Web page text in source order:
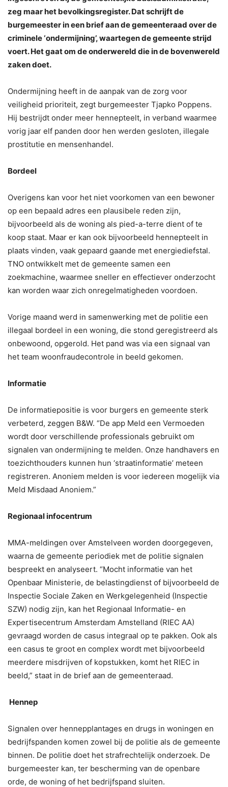
zeg maar het bevolkingsregister. Dat schrijft de
burgemeester in een brief aan de gemeenteraad over de
criminele ‘ondermijning’, waartegen de gemeente strijd
voert. Het gaat om de onderwereld die in de bovenwereld
zaken doet.
Ondermijning heeft in de aanpak van de zorg voor
veiligheid prioriteit, zegt burgemeester Tjapko Poppens.
Hij bestrijdt onder meer hennepteelt, in verband waarmee
vorig jaar elf panden door hen werden gesloten, illegale
prostitutie en mensenhandel.
Bordeel
Overigens kan voor het niet voorkomen van een bewoner
op een bepaald adres een plausibele reden zijn,
bijvoorbeeld als de woning als pied-a-terre dient of te
koop staat. Maar er kan ook bijvoorbeeld hennepteelt in
plaats vinden, vaak gepaard gaande met energiediefstal.
TNO ontwikkelt met de gemeente samen een
zoekmachine, waarmee sneller en effectiever onderzocht
kan worden waar zich onregelmatigheden voordoen.
Vorige maand werd in samenwerking met de politie een
illegaal bordeel in een woning, die stond geregistreerd als
onbewoond, opgerold. Het pand was via een signaal van
het team woonfraudecontrole in beeld gekomen.
Informatie
De informatiepositie is voor burgers en gemeente sterk
verbeterd, zeggen B&W. “De app Meld een Vermoeden
wordt door verschillende professionals gebruikt om
signalen van ondermijning te melden. Onze handhavers en
toezichthouders kunnen hun ‘straatinformatie’ meteen
registreren. Anoniem melden is voor iedereen mogelijk via
Meld Misdaad Anoniem.”
Regionaal infocentrum
MMA-meldingen over Amstelveen worden doorgegeven,
waarna de gemeente periodiek met de politie signalen
bespreekt en analyseert. “Mocht informatie van het
Openbaar Ministerie, de belastingdienst of bijvoorbeeld de
Inspectie Sociale Zaken en Werkgelegenheid (Inspectie
SZW) nodig zijn, kan het Regionaal Informatie- en
Expertisecentrum Amsterdam Amstelland (RIEC AA)
gevraagd worden de casus integraal op te pakken. Ook als
een casus te groot en complex wordt met bijvoorbeeld
meerdere misdrijven of kopstukken, komt het RIEC in
beeld,” staat in de brief aan de gemeenteraad.
Hennep
Signalen over hennepplantages en drugs in woningen en
bedrijfspanden komen zowel bij de politie als de gemeente
binnen. De politie doet het strafrechtelijk onderzoek. De
burgemeester kan, ter bescherming van de openbare
orde, de woning of het bedrijfspand sluiten.